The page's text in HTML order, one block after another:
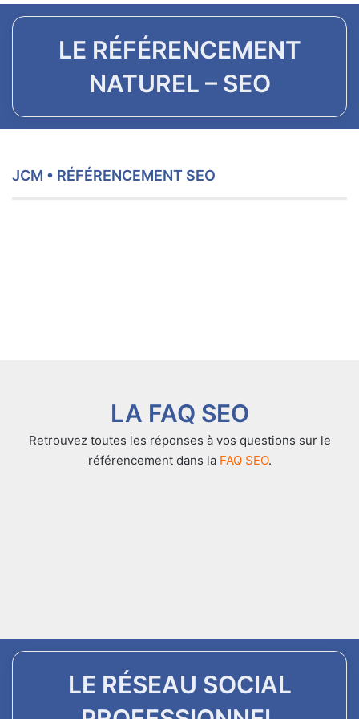
LE RÉFÉRENCEMENT
NATUREL – SEO
JCM • RÉFÉRENCEMENT SEO
LA FAQ SEO
Retrouvez toutes les réponses à vos questions sur le
référencement dans la FAQ SEO.
LE RÉSEAU SOCIAL